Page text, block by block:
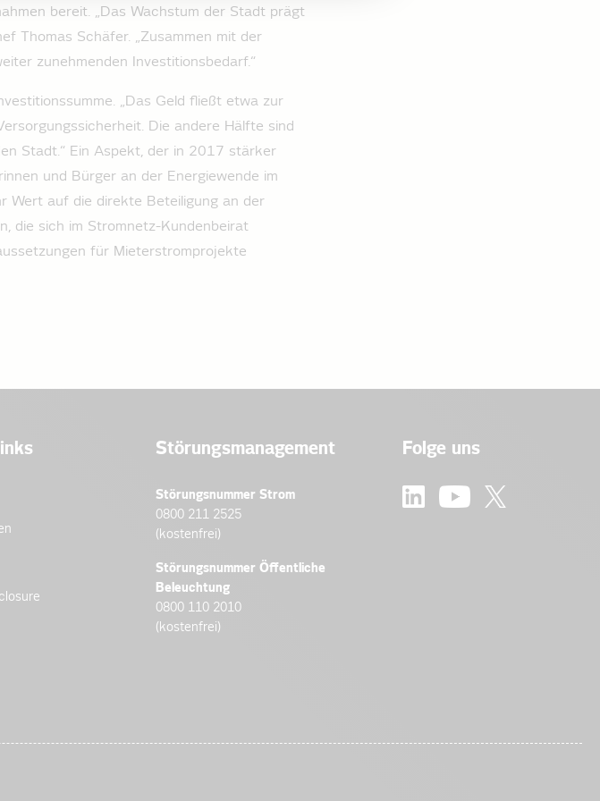
bereit. „Das Wachstum der Stadt prägt
Thomas Schäfer. „Zusammen mit der
zunehmenden Investitionsbedarf.“
„Das Geld fließt etwa zur
Die andere Hälfte sind
Stadt.“ Ein Aspekt, der in 2017 stärker
und Bürger an der Energiewende im
Wert auf die direkte Beteiligung an der
die sich im Stromnetz-Kundenbeirat
für Mieterstromprojekte
Störungsmanagement
Störungsnummer Strom
0800 211 2525
(kostenfrei)
Störungsnummer Öffentliche
Beleuchtung
0800 110 2010
(kostenfrei)
Folge uns